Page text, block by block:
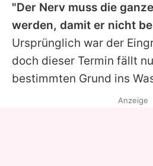
Redaktionelle
"Der Nerv muss die
werden, damit er nicht
Ursprünglich war der
doch dieser Termin fällt
bestimmten Grund ins
Anzeige